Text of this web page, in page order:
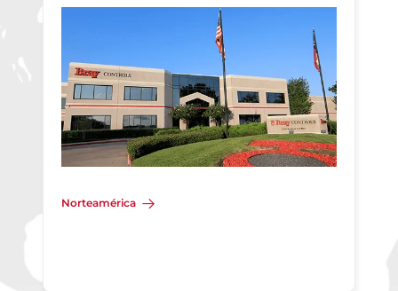
Norteamérica